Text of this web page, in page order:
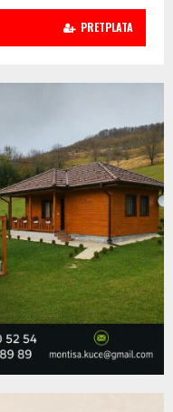
PRETPLATA